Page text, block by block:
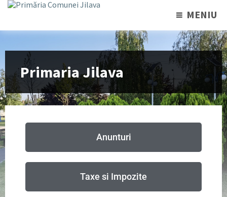
MENIU
Primaria Jilava
Anunturi
Taxe si Impozite